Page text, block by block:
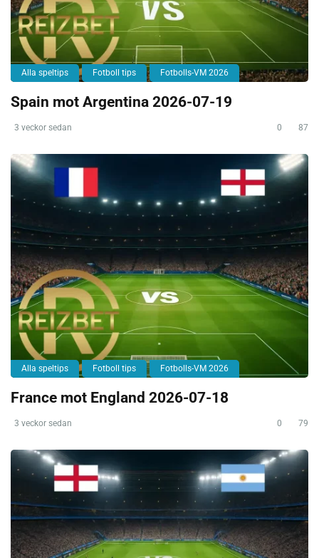
Alla speltips Fotboll tips Fotbolls-VM 2026
Spain mot Argentina 2026-07-19
3 veckor sedan 0 87
Alla speltips Fotboll tips Fotbolls-VM 2026
France mot England 2026-07-18
3 veckor sedan 0 79